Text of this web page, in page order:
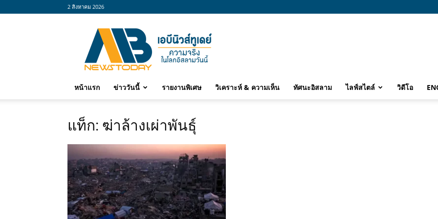
2 สิงหาคม 2026
abnewstoday
หน้าแรก ข่าววันนี้ รายงานพิเศษ วิเคราะห์ & ความเห็น ทัศนะอิสลาม ไลฟ์สไตล์ วิดีโอ
แท็ก: ฆ่าล้างเผ่าพันธุ์